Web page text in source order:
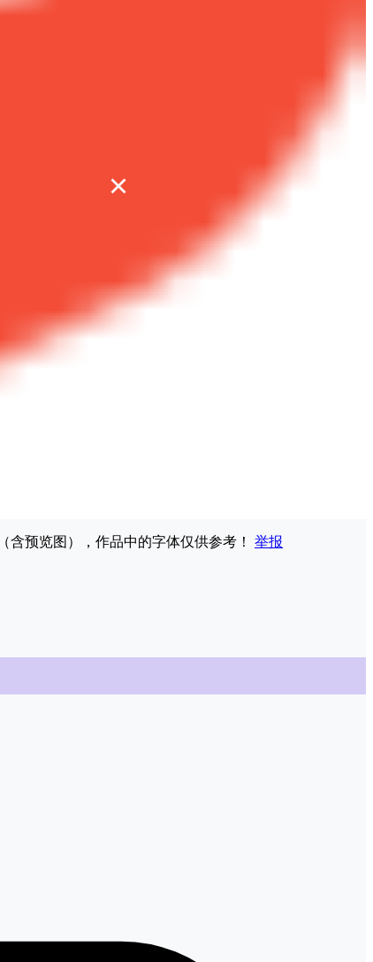
预览图），作品中的字体仅供参考！ 举报